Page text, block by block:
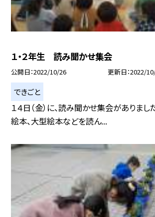
１・２年生 読み聞かせ集会
公開日 2022/10/26 更新日 2022/
できごと
１４日（金）に、読み聞かせ集会がありまし
絵本、大型絵本などを読ん...